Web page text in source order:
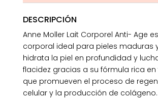
DESCRIPCIÓN
Anne Moller Lait Corporel Anti- Age
corporal ideal para pieles maduras
hidrata la piel en profundidad y
flacidez gracias a su fórmula rica
que promueven el proceso de
celular y la producción de colágeno.